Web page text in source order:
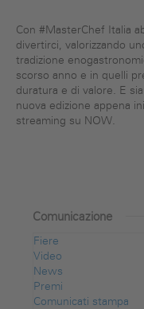
Con #MasterChef Italia
divertirci, valorizzando
tradizione
scorso anno e in quelli
duratura e di valore. E
nuova edizione appena
streaming su NOW.
Comunicazione
Fiere
Video
News
Premi
Comunicati stampa